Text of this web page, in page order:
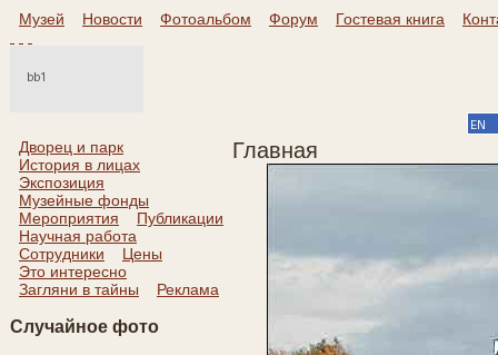
Музей Новости Фотоальбом Форум Гостевая книга
Дворец и парк
История в лицах
Экспозиция
Музейные фонды
Мероприятия
Публикации
Научная работа
Сотрудники
Цены
Это интересно
Загляни в тайны
Реклама
Случайное фото
Главная